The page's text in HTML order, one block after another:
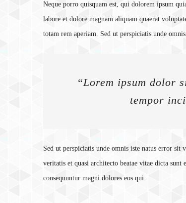
Neque porro quisquam est, qui dolorem ipsum
labore et dolore magnam aliquam quaerat
totam rem aperiam. Sed ut perspiciatis unde
“Lorem ipsum dolor
tempor
Sed ut perspiciatis unde omnis iste natus error sit
veritatis et quasi architecto beatae vitae dicta
consequuntur magni dolores eos qui.